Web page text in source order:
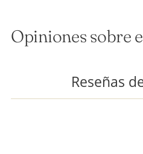
Opiniones sobre
Reseñas